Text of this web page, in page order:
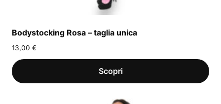
Bodystocking Rosa – taglia unica
13,00 €